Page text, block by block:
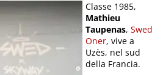
Classe 1985,
Mathieu
Taupenas,Swed
Oner, vive a
Uzès, nel sud
della Francia.